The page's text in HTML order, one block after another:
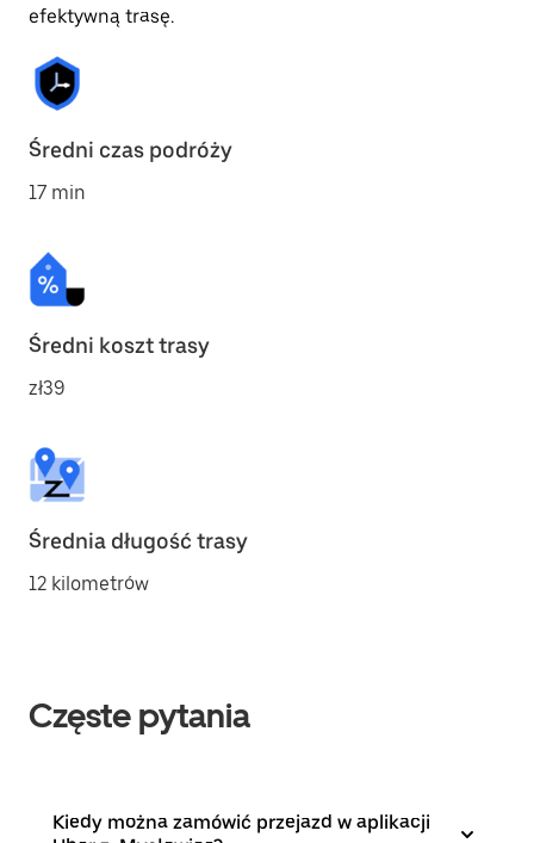
efektywną trasę.
Średni czas podróży
17 min
Średni koszt trasy
zł39
Średnia długość trasy
12 kilometrów
Częste pytania
Kiedy można zamówić przejazd w aplikacji